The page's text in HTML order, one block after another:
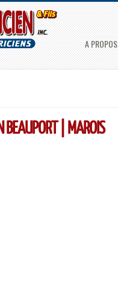
A PROPOS
BEAUPORT | MAROIS